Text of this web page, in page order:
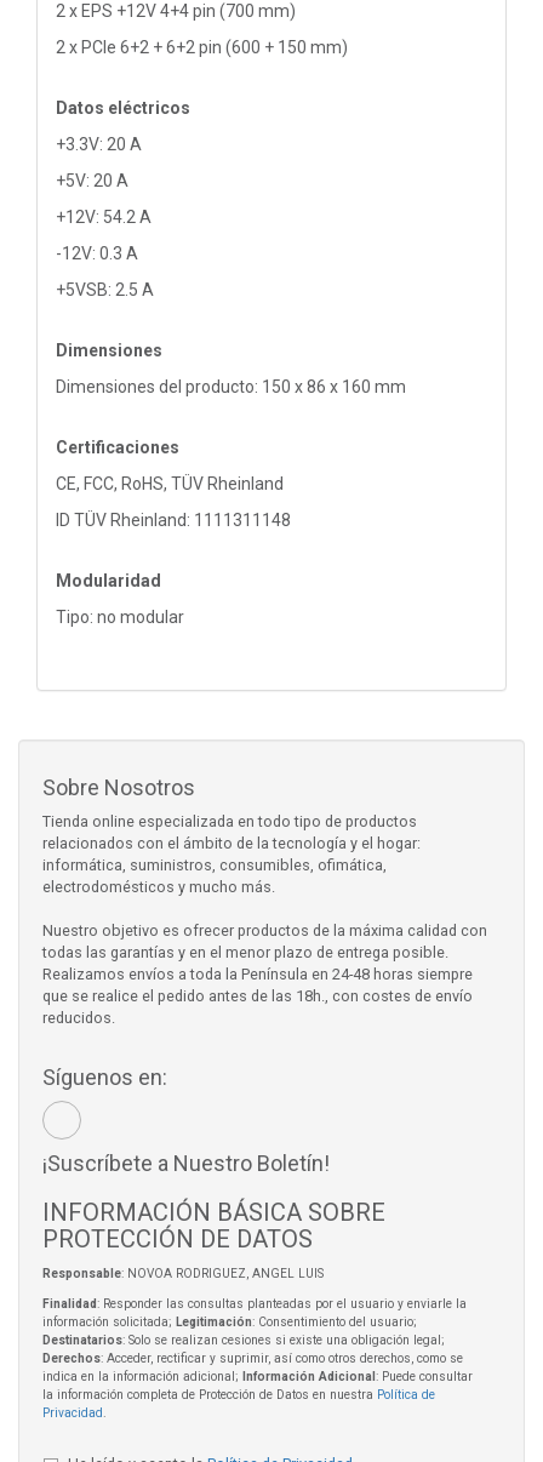
2 x EPS +12V 4+4 pin (700 mm)
2 x PCIe 6+2 + 6+2 pin (600 + 150 mm)
Datos eléctricos
+3.3V: 20 A
+5V: 20 A
+12V: 54.2 A
-12V: 0.3 A
+5VSB: 2.5 A
Dimensiones
Dimensiones del producto: 150 x 86 x 160 mm
Certificaciones
CE, FCC, RoHS, TÜV Rheinland
ID TÜV Rheinland: 1111311148
Modularidad
Tipo: no modular
Sobre Nosotros
Tienda online especializada en todo tipo de productos
relacionados con el ámbito de la tecnología y el hogar:
informática, suministros, consumibles, ofimática,
electrodomésticos y mucho más.
Nuestro objetivo es ofrecer productos de la máxima calidad con
todas las garantías y en el menor plazo de entrega posible.
Realizamos envíos a toda la Península en 24-48 horas siempre
que se realice el pedido antes de las 18h., con costes de envío
reducidos.
Síguenos en:
¡Suscríbete a Nuestro Boletín!
INFORMACIÓN BÁSICA SOBRE
PROTECCIÓN DE DATOS
Responsable: NOVOA RODRIGUEZ, ANGEL LUIS
Finalidad: Responder las consultas planteadas por el usuario y enviarle la
información solicitada; Legitimación: Consentimiento del usuario;
Destinatarios: Solo se realizan cesiones si existe una obligación legal;
Derechos: Acceder, rectificar y suprimir, así como otros derechos, como se
indica en la información adicional;
Información Adicional : Puede consultar
la información completa de Protección de Datos en nuestra Política de
Privacidad